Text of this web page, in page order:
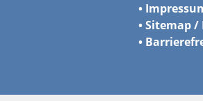
•
•Sitemap
•